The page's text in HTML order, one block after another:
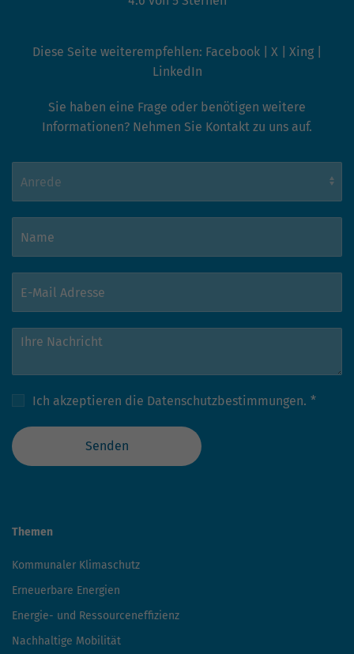
Diese Seite weiterempfehlen: Facebook X Xing
LinkedIn
Sie haben eine Frage oder benötigen weitere
Informationen? Nehmen Sie Kontakt zu uns auf.
Ich akzeptieren die Datenschutzbestimmungen. *
Senden
Themen
Kommunaler Klimaschutz
Erneuerbare Energien
Energie- und Ressourceneffizienz
Nachhaltige Mobilität